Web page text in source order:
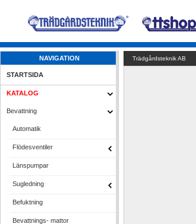
NAVIGATION
STARTSIDA
KATALOG
Bevattning
Automatik
Flödesventiler
Länspumpar
Sugledning
Befuktning
Bevattnings- mattor
Trädgårdsteknik AB